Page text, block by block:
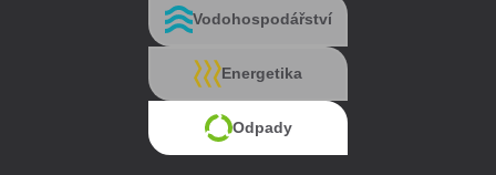
Vodohospodářství
Energetika
Odpady